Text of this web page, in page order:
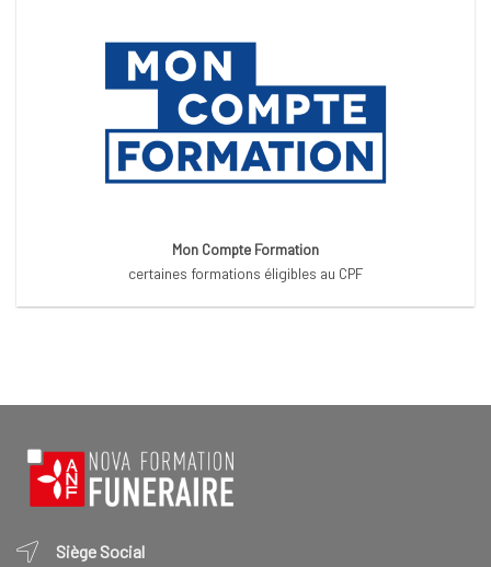
Mon Compte Formation
certaines formations éligibles au CPF
Siège Social